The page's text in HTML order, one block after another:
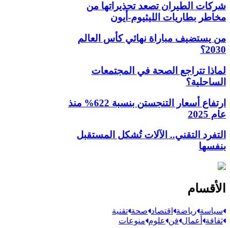
شركات الطيران تصعد تحذيراتها من
مخاطر بطاريات الليثيوم-أيون
من يستضيف مباراة نهائي كأس العالم
2030؟
لماذا تتراجع الصحة في المجتمعات
الساحلية؟
ارتفاع أسعار التنجستن بنسبة 622% منذ
عام 2025
التفرد التقني.. الآلات تُشكل المستقبل
بنفسها
الأقسام
سياسة رياضة اقتصاد صحة تقنية
ثقافة أعمال فن علوم منوعات